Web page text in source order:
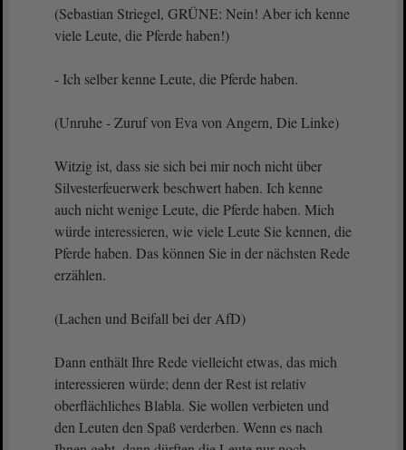
(Sebastian Striegel, GRÜNE: Nein! Aber ich kenne
viele Leute, die Pferde haben!)
- Ich selber kenne Leute, die Pferde haben.
(Unruhe - Zuruf von Eva von Angern, Die Linke)
Witzig ist, dass sie sich bei mir noch nicht über
Silvesterfeuerwerk beschwert haben. Ich kenne
auch nicht wenige Leute, die Pferde haben. Mich
würde interessieren, wie viele Leute Sie kennen, die
Pferde haben. Das können Sie in der nächsten Rede
erzählen.
(Lachen und Beifall bei der AfD)
Dann enthält Ihre Rede vielleicht etwas, das mich
interessieren würde; denn der Rest ist relativ
oberflächliches Blabla. Sie wollen verbieten und
den Leuten den Spaß verderben. Wenn es nach